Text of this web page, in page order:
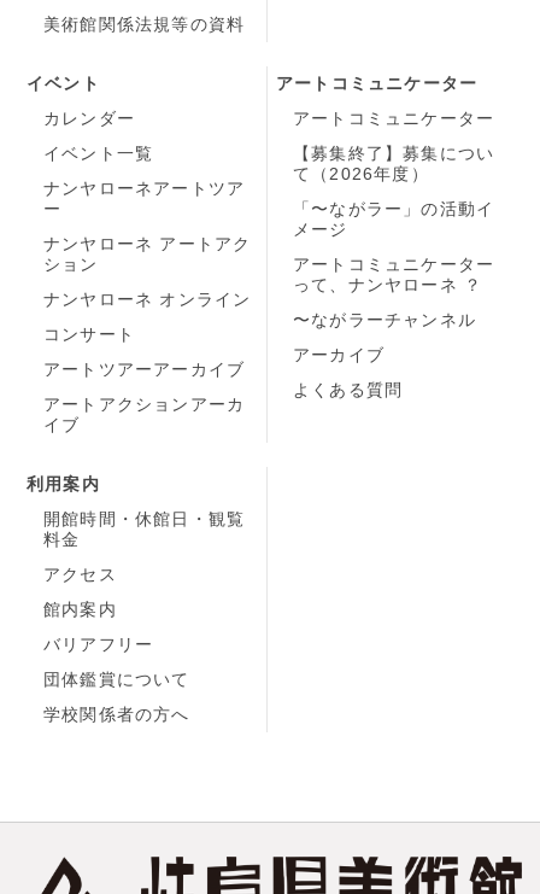
美術館関係法規等の資料
イベント
カレンダー
イベント一覧
ナンヤローネアートツア
ー
ナンヤローネ アートアク
ション
ナンヤローネ オンライン
コンサート
アートツアーアーカイブ
アートアクションアーカ
イブ
アートコミュニケーター
アートコミュニケーター
【募集終了】募集につい
て（2026年度）
「〜ながラー」の活動イ
メージ
アートコミュニケーター
って、ナンヤローネ ？
〜ながラーチャンネル
アーカイブ
よくある質問
利用案内
開館時間・休館日・観覧
料金
アクセス
館内案内
バリアフリー
団体鑑賞について
学校関係者の方へ